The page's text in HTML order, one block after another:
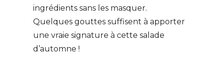
ingrédients sans les masquer.
Quelques gouttes suffisent à apporter
une vraie signature à cette salade
d’automne !